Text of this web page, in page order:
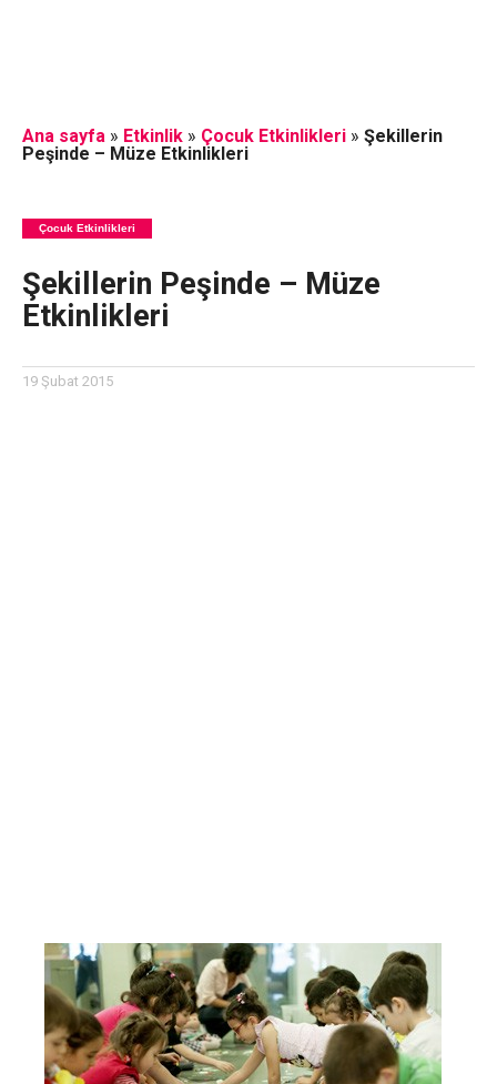
Ana sayfa» Etkinlik» Çocuk Etkinlikleri» Şekillerin
Peşinde – Müze Etkinlikleri
Çocuk Etkinlikleri
Şekillerin Peşinde – Müze
Etkinlikleri
19 Şubat 2015